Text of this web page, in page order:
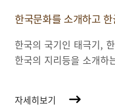
한국문화를 소개하고
한국의 국기인 태극기,
한국의 지리등을 소개하
자세히보기